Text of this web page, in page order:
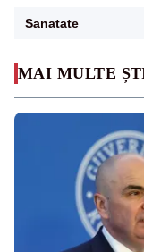
MAI MULTE
Sanatate